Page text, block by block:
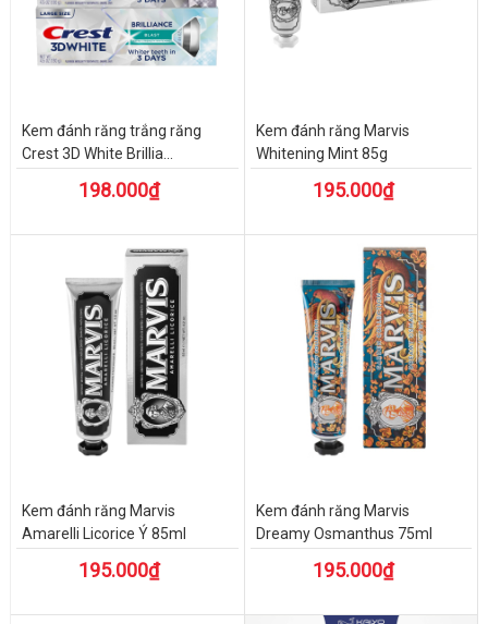
Kem đánh răng trắng răng
Crest 3D White Brillia...
198.000₫
Kem đánh răng Marvis
Whitening Mint 85g
195.000₫
Kem đánh răng Marvis
Amarelli Licorice Ý 85ml
195.000₫
Kem đánh răng Marvis
Dreamy Osmanthus 75ml
195.000₫